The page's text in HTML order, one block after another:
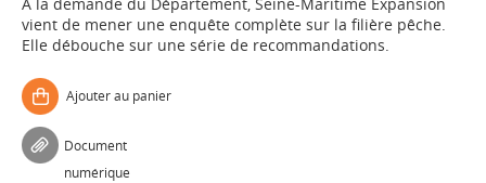
vient de mener une enquête complète sur la filière pêche.
Elle débouche sur une série de recommandations.
Ajouter au panier
Document
numérique